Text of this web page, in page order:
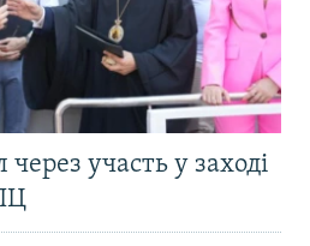
участь у заході